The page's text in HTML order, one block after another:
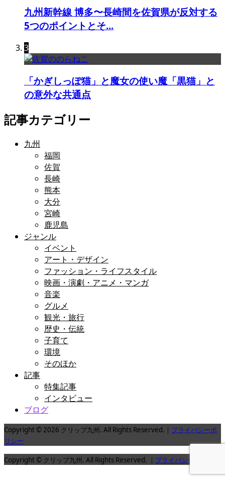
九州新幹線 博多〜長崎間を佐賀県が反対する
5つのポイントとそ...
3
「かぎしっぽ猫」と魔女の使い魔「黒猫」と
の意外な共通点
記事カテゴリー
九州
福岡
佐賀
長崎
熊本
大分
宮崎
鹿児島
ジャンル
イベント
アート・デザイン
ファッション・ライフスタイル
映画・演劇・アニメ・マンガ
音楽
グルメ
観光・旅行
歴史・伝統
子育て
環境
そのほか
記事
特集記事
インタビュー
ブログ
Copyright © 2026 クリップ九州. All Rights Reserved.｜ プライバシーポ
リシー
Copyright © クリップ九州. All Rights Reserved. ｜ プライバシーポリシー